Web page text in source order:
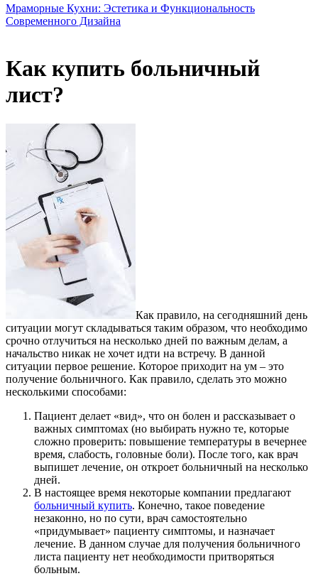
Мраморные Кухни: Эстетика и Функциональность
Современного Дизайна
Как купить больничный
лист?
Как правило, на сегодняшний день
ситуации могут складываться таким образом, что необходимо
срочно отлучиться на несколько дней по важным делам, а
начальство никак не хочет идти на встречу. В данной
ситуации первое решение. Которое приходит на ум – это
получение больничного. Как правило, сделать это можно
несколькими способами:
Пациент делает «вид», что он болен и рассказывает о
важных симптомах (но выбирать нужно те, которые
сложно проверить: повышение температуры в вечернее
время, слабость, головные боли). После того, как врач
выпишет лечение, он откроет больничный на несколько
дней.
В настоящее время некоторые компании предлагают
больничный купить. Конечно, такое поведение
незаконно, но по сути, врач самостоятельно
«придумывает» пациенту симптомы, и назначает
лечение. В данном случае для получения больничного
листа пациенту нет необходимости притворяться
больным.